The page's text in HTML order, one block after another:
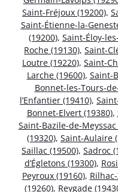
Saint-Fréjoux (19200),
Saint-Étienne-la-
(19200), Saint-Éloy-
Roche (19130), Saint-
Loutre (19220), Saint-
Larche (19600), Saint-
Bonnet-les-Tours-
l’Enfantier (19410),
Bonnet-Elvert (19380),
Saint-Bazile-de-Meyssac
(19320), Saint-Aulaire
Saillac (19500), Sadroc
d’Égletons (19300),
Peyroux (19160),
(19260), Reygade